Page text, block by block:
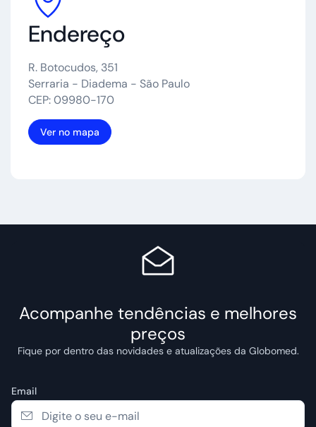
Endereço
R. Botocudos, 351
Serraria - Diadema - São Paulo
CEP: 09980-170
Ver no mapa
Acompanhe tendências e melhores
preços
Fique por dentro das novidades e atualizações da Globomed.
Email